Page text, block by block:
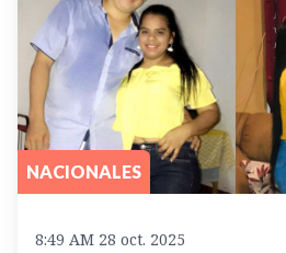
NACIONALES
8:49 AM 28 oct. 2025